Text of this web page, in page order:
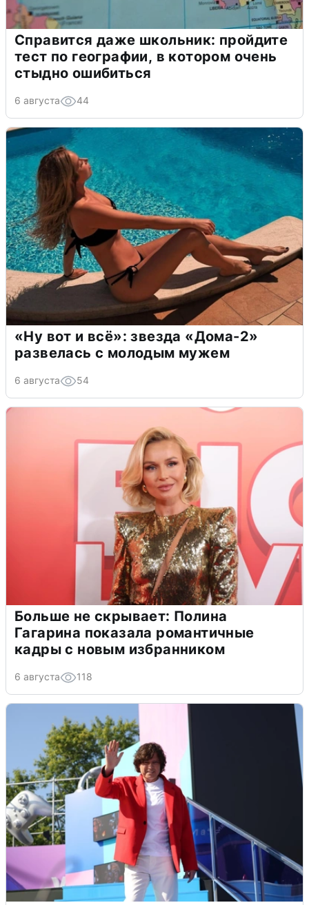
Справится даже школьник: пройдите
тест по географии, в котором очень
стыдно ошибиться
6 августа 44
«Ну вот и всё»: звезда «Дома-2»
развелась с молодым мужем
6 августа 54
Больше не скрывает: Полина
Гагарина показала романтичные
кадры с новым избранником
6 августа 118